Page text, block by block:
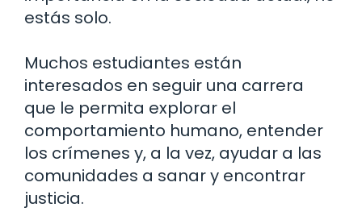
estás solo.
Muchos estudiantes están
interesados en seguir una carrera
que le permita explorar el
comportamiento humano, entender
los crímenes y, a la vez, ayudar a las
comunidades a sanar y encontrar
justicia.